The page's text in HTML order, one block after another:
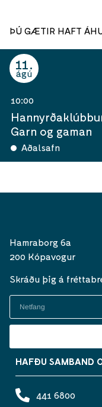
ÞÚ GÆTIR HAFT
11
ágú
10:00
Garn og gaman
Aðalsafn
Hamraborg 6a
200 Kópavogur
Skráðu þig á
HAFÐU SAMBAND
441 6800